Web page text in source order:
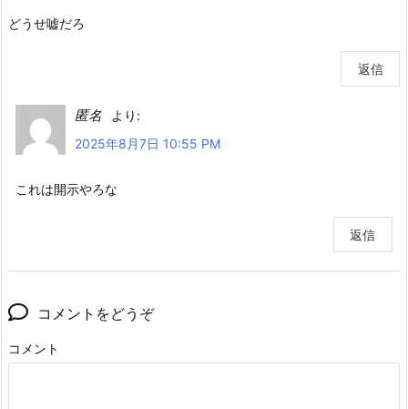
どうせ嘘だろ
返信
匿名
より:
2025年8月7日 10:55 PM
これは開示やろな
返信
コメントをどうぞ
コメント